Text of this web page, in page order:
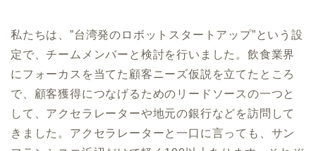
私たちは、”台湾発のロボットスタートアップ”という設
定で、チームメンバーと検討を行いました。飲食業界
にフォーカスを当てた顧客ニーズ仮説を立てたところ
で、顧客獲得につなげるためのリードソースの一つと
して、アクセラレーターや地元の銀行などを訪問して
きました。アクセラレーターと一口に言っても、サン